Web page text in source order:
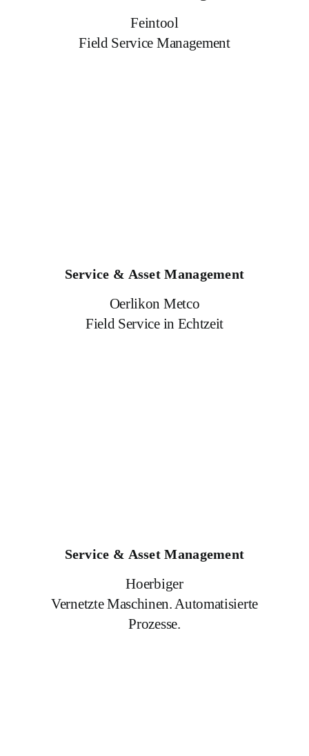
Feintool
Field Service Management
Service & Asset Management
Oerlikon Metco
Field Service in Echtzeit
Service & Asset Management
Hoerbiger
Vernetzte Maschinen. Automatisierte
Prozesse.